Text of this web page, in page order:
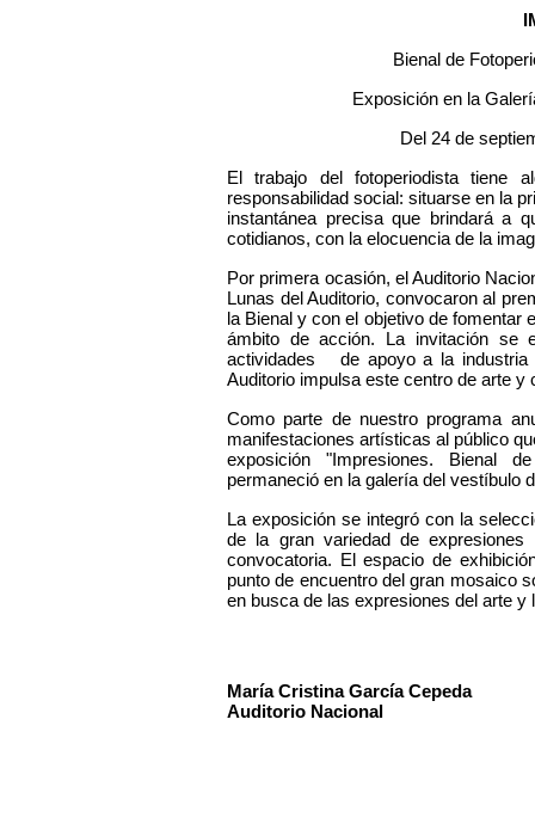
Bienal de
Exposición en la
Del 24 de
El trabajo del fotoperiodista tiene
responsabilidad social: situarse en la
instantánea precisa que brindará a
cotidianos, con la elocuencia de la
Por primera ocasión, el Auditorio
Lunas del Auditorio, convocaron al
la Bienal y con el objetivo de fomentar
ámbito de acción. La invitación se
actividades de apoyo a la industria
Auditorio impulsa este centro de arte y
Como parte de nuestro programa
manifestaciones artísticas al público
exposición "Impresiones. Bienal
permaneció en la galería del vestíbulo
La exposición se integró con la
de la gran variedad de expresiones
convocatoria. El espacio de
punto de encuentro del gran mosaico
en busca de las expresiones del arte y
María Cristina García Cepeda
Auditorio Nacional